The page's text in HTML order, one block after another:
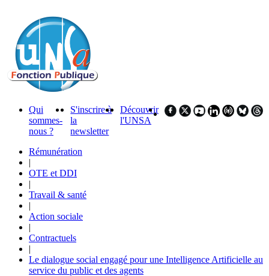
Qui
sommes-
nous ?
S'inscrire à
la
newsletter
Découvrir
l'UNSA
Rémunération
|
OTE et DDI
|
Travail & santé
|
Action sociale
|
Contractuels
|
Le dialogue social engagé pour une Intelligence Artificielle au
service du public et des agents